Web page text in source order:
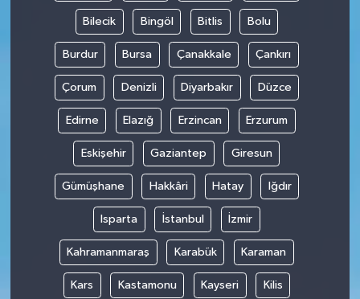
Bilecik Bingöl Bitlis Bolu
Burdur Bursa Çanakkale Çankırı
Çorum Denizli Diyarbakır Düzce
Edirne Elazığ Erzincan Erzurum
Eskişehir Gaziantep Giresun
Gümüşhane Hakkâri Hatay Iğdır
Isparta İstanbul İzmir
Kahramanmaraş Karabük Karaman
Kars Kastamonu Kayseri Kilis